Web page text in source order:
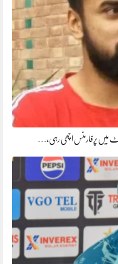
میں پرفارمنس اچھی رہی،…